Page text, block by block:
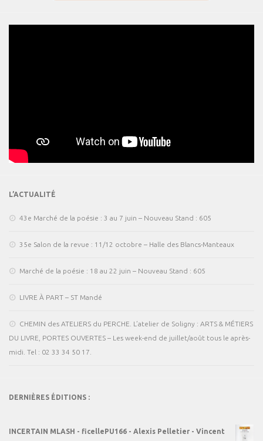
L’ACTUALITÉ
43e Marché de la poésie : 3 au 7 juin – Nouveau Stand : 605
35e Salon de la revue : 11/12 octobre – Halle des Blancs-Manteaux
Marché de la poésie : 18 au 22 juin – Nouveau Stand : 605
LIVRE À PART – ST Mandé
CHEMIN des ATELIERS du PERCHE. L’atelier de Soligny : ARTS & MÉTIERS
DU LIVRE, PORTES OUVERTES – Les week-end de juillet/août tous le après-
midi. Tel : 02 33 34 50 17.
DERNIÈRES ÉDITIONS :
INCERTAIN MLASH - ficellePU166 - Alexis Pelletier - Vincent